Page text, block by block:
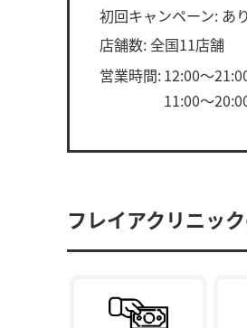
初回キャンペーン: あり
店舗数: 全国11店舗
営業時間:12:00～
11:00～
フレイアクリニッ